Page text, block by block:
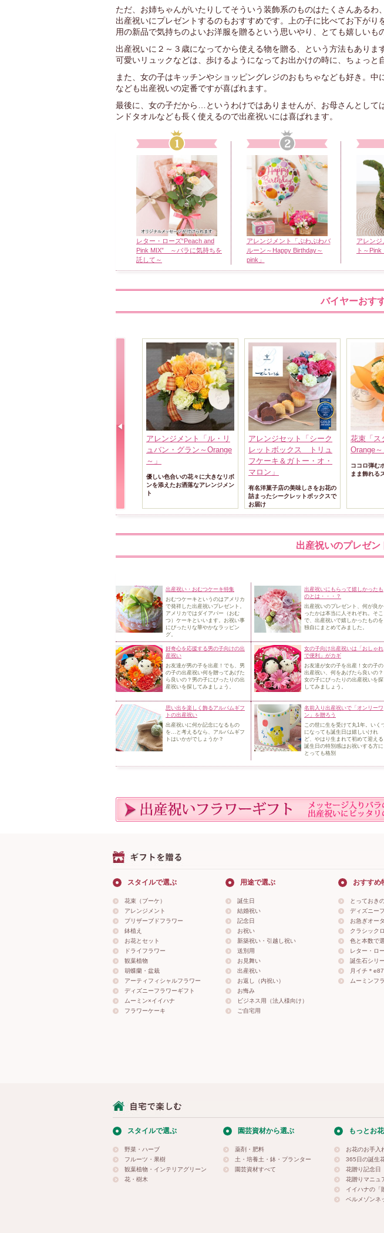
ただ、お姉ちゃんがいたりしてそういう装飾系のものはたくさんある
出産祝いにプレゼントするのもおすすめです。上の子に比べてお下が
用の新品で気持ちのよいお洋服を贈るという思いやり、とても嬉しいも
出産祝いに２～３歳になってから使える物を贈る、という方法もあり
可愛いリュックなどは、歩けるようになってお出かけの時に、ちょっ
また、女の子はキッチンやショッピングレジのおもちゃなども好き。
なども出産祝いの定番ですが喜ばれます。
最後に、女の子だから…というわけではありませんが、お母さんとし
ンドタオルなども長く使えるので出産祝いには喜ばれます。
レター・ローズ“Peach and
Pink MIX” ～バラに気持ちを
託して～
アレンジメント「ぷわぷわバ
ルーン～Happy Birthday～
pink」
アレンジ
ト～
バイヤーおす
アレンジメント「ル・リ
ュバン・グラン～Orange
～」
優しい色合いの花々に大きなリボ
ンを添えたお洒落なアレンジメン
ト
アレンジセット「シーク
レットボックス トリュ
フケーキ＆ガトー・オ・
マロン」
有名洋菓子店の美味しさをお花の
詰まったシークレットボックスで
お届け
花束「ス
Orange～
ココロ弾む
まま飾れる
出産祝いのプレゼ
出産祝い・おむつケーキ特集
おむつケーキというのはアメリカ
で発祥した出産祝いプレゼント。
アメリカではダイアパー（おむ
つ）ケーキといいます。お祝い事
にぴったりな華やかなラッピン
グ。
出産祝いにもらって嬉しかったも
のとは・・・？
出産祝いのプレゼント、何が良か
ったかは本当に人それぞれ。そこ
で、出産祝いで嬉しかったものを
独自にまとめてみました。
好奇心を応援する男の子向けの出
産祝い
お友達が男の子を出産！でも、男
の子の出産祝い何を贈ってあげた
ら良いの？ 男の子にぴったりの出
産祝いを探してみましょう。
女の子向け出産祝いは「おしゃれ
で便利」がカギ
お友達が女の子を出産！女の子の
出産祝い、何をあげたら良いの？
女の子にぴったりの出産祝いを探
してみましょう。
思い出を楽しく飾るアルバムギフ
トの出産祝い
出産祝いに何か記念になるもの
を…と考えるなら、アルバムギフ
トはいかがでし ょうか？
名前入り出産祝いで「オンリーワ
ン」を贈ろう
この世に生を受けて丸1年。いく
になっても誕生日は嬉 しいけれ
ど、やはり生まれて初めて迎える
誕生日の特別感はお祝いする方に
とっても格別
スタイルで選ぶ
花束（ブーケ）
アレンジメント
プリザーブドフラワー
鉢植え
お花とセット
ドライフラワー
観葉植物
胡蝶蘭・盆栽
アーティフィシャルフラワー
ディズニーフラワーギフト
ムーミン×イイハナ
フラワーケーキ
用途で選ぶ
誕生日
結婚祝い
記念日
お祝い
新築祝い・引越し祝い
送別用
お見舞い
出産祝い
お返し（内祝い）
お悔み
ビジネス用（法人様向け）
ご自宅用
おすすめ
とっておき
ディズニー
お急ぎオー
クラシック
色と本数で
レター・ロ
誕生石シリ
月イチ＊
ムーミンフ
スタイルで選ぶ
野菜・ハーブ
フルーツ・果樹
観葉植物・インテリアグリーン
花・樹木
園芸資材から選ぶ
薬剤・肥料
土・培養土・鉢・プランター
園芸資材すべて
もっとお
お花のお手入
365日の誕生
花贈り記念日
花贈りマニュ
イイハナの「
ベルメゾンネ